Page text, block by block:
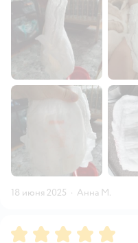
18 июня 2025 · Анна М.
Рейтинг:5